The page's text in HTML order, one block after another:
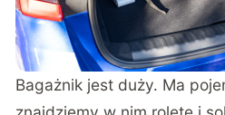
Bagażnik jest duży. Ma